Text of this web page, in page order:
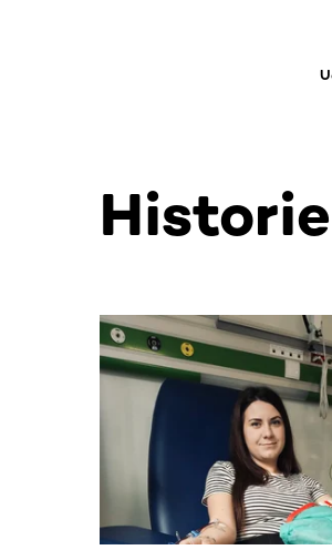
Ta sekcja zawiera treści